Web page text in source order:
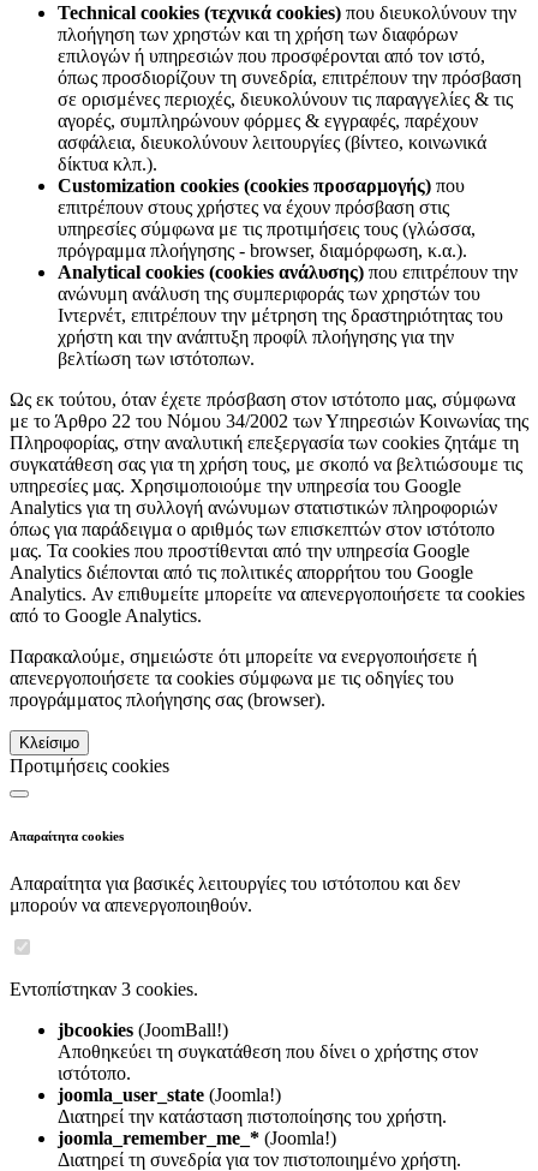
Technical cookies (τεχνικά cookies) που διευκολύνουν την
πλοήγηση των χρηστών και τη χρήση των διαφόρων
επιλογών ή υπηρεσιών που προσφέρονται από τον ιστό,
όπως προσδιορίζουν τη συνεδρία, επιτρέπουν την πρόσβαση
σε ορισμένες περιοχές, διευκολύνουν τις παραγγελίες & τις
αγορές, συμπληρώνουν φόρμες & εγγραφές, παρέχουν
ασφάλεια, διευκολύνουν λειτουργίες (βίντεο, κοινωνικά
δίκτυα κλπ.).
Customization cookies (cookies προσαρμογής) που
επιτρέπουν στους χρήστες να έχουν πρόσβαση στις
υπηρεσίες σύμφωνα με τις προτιμήσεις τους (γλώσσα,
πρόγραμμα πλοήγησης - browser, διαμόρφωση, κ.α.).
Analytical cookies (cookies ανάλυσης) που επιτρέπουν την
ανώνυμη ανάλυση της συμπεριφοράς των χρηστών του
Ιντερνέτ, επιτρέπουν την μέτρηση της δραστηριότητας του
χρήστη και την ανάπτυξη προφίλ πλοήγησης για την
βελτίωση των ιστότοπων.
Ως εκ τούτου, όταν έχετε πρόσβαση στον ιστότοπο μας, σύμφωνα
με το Άρθρο 22 του Νόμου 34/2002 των Υπηρεσιών Κοινωνίας της
Πληροφορίας, στην αναλυτική επεξεργασία των cookies ζητάμε τη
συγκατάθεση σας για τη χρήση τους, με σκοπό να βελτιώσουμε τις
υπηρεσίες μας. Χρησιμοποιούμε την υπηρεσία του Google
Analytics για τη συλλογή ανώνυμων στατιστικών πληροφοριών
όπως για παράδειγμα ο αριθμός των επισκεπτών στον ιστότοπο
μας. Τα cookies που προστίθενται από την υπηρεσία Google
Analytics διέπονται από τις πολιτικές απορρήτου του Google
Analytics. Αν επιθυμείτε μπορείτε να απενεργοποιήσετε τα cookies
από το Google Analytics.
Παρακαλούμε, σημειώστε ότι μπορείτε να ενεργοποιήσετε ή
απενεργοποιήσετε τα cookies σύμφωνα με τις οδηγίες του
προγράμματος πλοήγησης σας (browser).
Κλείσιμο
Προτιμήσεις cookies
Απαραίτητα cookies
Απαραίτητα για βασικές λειτουργίες του ιστότοπου και δεν
μπορούν να απενεργοποιηθούν.
Εντοπίστηκαν 3 cookies.
jbcookies (JoomBall!)
Αποθηκεύει τη συγκατάθεση που δίνει ο χρήστης στον
ιστότοπο.
joomla_user_state (Joomla!)
Διατηρεί την κατάσταση πιστοποίησης του χρήστη.
joomla_remember_me_* (Joomla!)
Διατηρεί τη συνεδρία για τον πιστοποιημένο χρήστη.